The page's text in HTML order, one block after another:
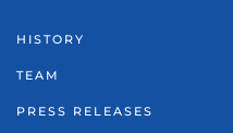
HISTORY
TEAM
PRESS RELEASES